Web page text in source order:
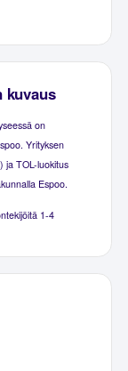
kuvaus
on
Yrityksen
ja TOL-luokitus
Espoo.
1-4